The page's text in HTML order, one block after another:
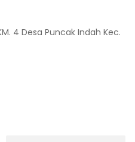
4 Desa Puncak Indah Kec.